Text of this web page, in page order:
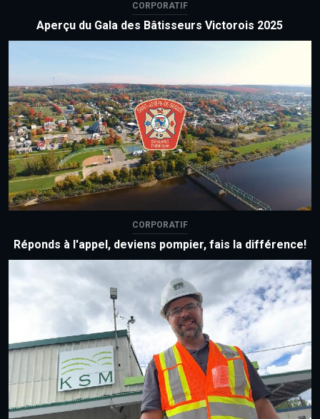
CORPORATIF
Aperçu du Gala des Bâtisseurs Victorois 2025
CORPORATIF
Réponds à l'appel, deviens pompier, fais la différence!